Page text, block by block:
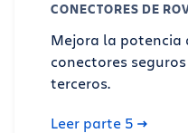
CONECTORES DE
Mejora la potencia
conectores
terceros.
Leer parte 5